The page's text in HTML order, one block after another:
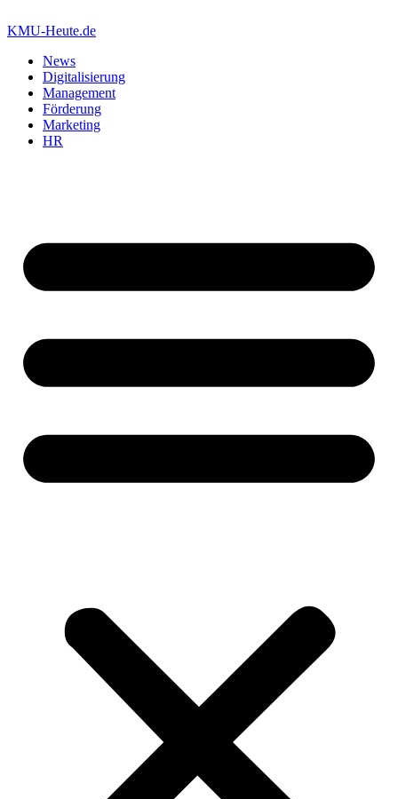
Inhalt
KMU-Heute.de
News
Digitalisierung
Management
Förderung
Marketing
HR